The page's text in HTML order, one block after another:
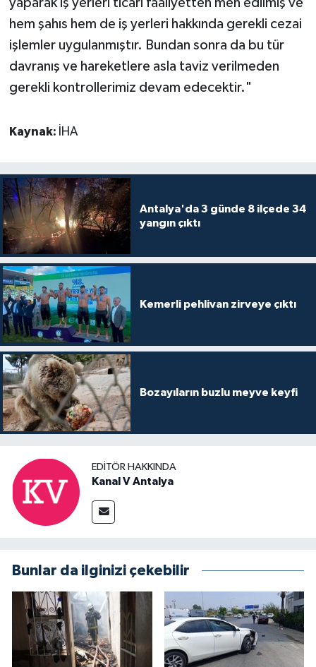
hem şahıs hem de iş yerleri hakkında gerekli cezai
işlemler uygulanmıştır. Bundan sonra da bu tür
davranış ve hareketlere asla taviz verilmeden
gerekli kontrollerimiz devam edecektir."
Kaynak: İHA
Antalya'da 3 günde 8 ilçede 34
yangın çıktı
Kemerli pehlivan zirveye çıktı
Bozayıların buzlu meyve keyfi
EDITÖR HAKKINDA
Kanal V Antalya
Bunlar da ilginizi çekebilir